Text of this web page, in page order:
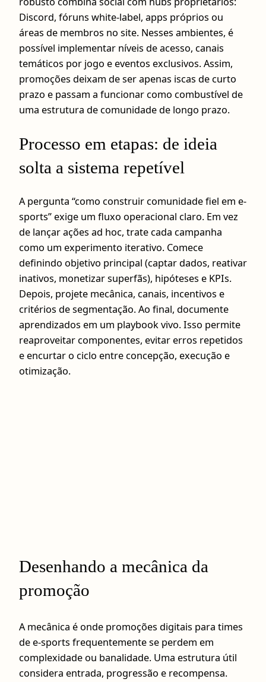
Discord, fóruns white‑label, apps próprios ou
áreas de membros no site. Nesses ambientes, é
possível implementar níveis de acesso, canais
temáticos por jogo e eventos exclusivos. Assim,
promoções deixam de ser apenas iscas de curto
prazo e passam a funcionar como combustível de
uma estrutura de comunidade de longo prazo.
Processo em etapas: de ideia
solta a sistema repetível
A pergunta “como construir comunidade fiel em e-
sports” exige um fluxo operacional claro. Em vez
de lançar ações ad hoc, trate cada campanha
como um experimento iterativo. Comece
definindo objetivo principal (captar dados, reativar
inativos, monetizar superfãs), hipóteses e KPIs.
Depois, projete mecânica, canais, incentivos e
critérios de segmentação. Ao final, documente
aprendizados em um playbook vivo. Isso permite
reaproveitar componentes, evitar erros repetidos
e encurtar o ciclo entre concepção, execução e
otimização.
Desenhando a mecânica da
promoção
A mecânica é onde promoções digitais para times
de e-sports frequentemente se perdem em
complexidade ou banalidade. Uma estrutura útil
considera entrada, progressão e recompensa.